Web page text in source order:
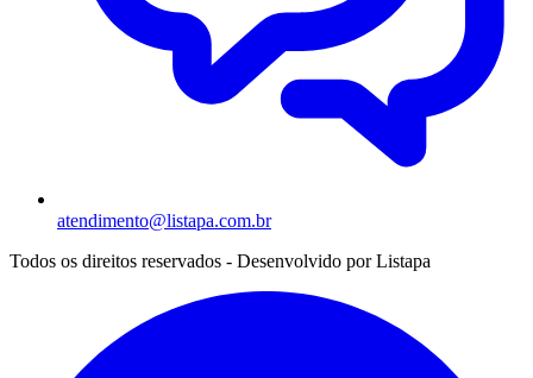
atendimento@listapa.com.br
Todos os direitos reservados - Desenvolvido porListapa